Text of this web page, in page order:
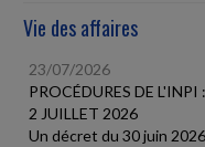
Vie des affaires
23/07/2026
PROCÉDURES DE
2 JUILLET 2026
Un décret du 30 juin